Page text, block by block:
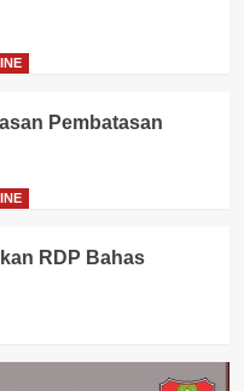
Pembatasan
RDP Bahas